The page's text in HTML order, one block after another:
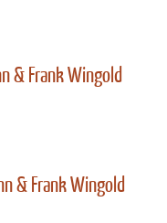
& Frank Wingold
& Frank Wingold